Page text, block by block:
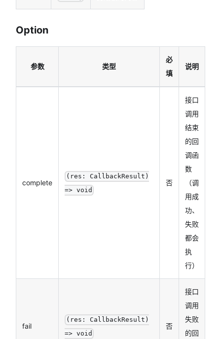
Option
参数 类型
必
填
说明
complete
(res: CallbackResult)
=> void
否
接口
调用
结束
的回
调函
数
（调
用成
功、
失败
都会
执
行）
fail
(res: CallbackResult)
=> void
否
接口
调用
失败
的回